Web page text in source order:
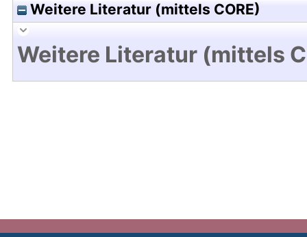
Weitere Literatur (mittels CORE)
Weitere Literatur (mittels